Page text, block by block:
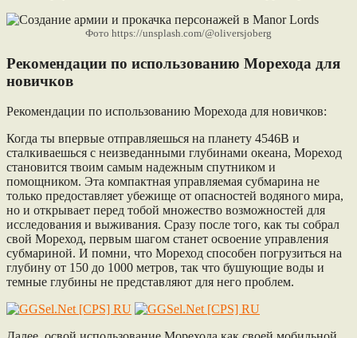
Фото https://unsplash.com/@oliversjoberg
Рекомендации по использованию Морехода для
новичков
Рекомендации по использованию Морехода для новичков:
Когда ты впервые отправляешься на планету 4546B и
сталкиваешься с неизведанными глубинами океана, Мореход
становится твоим самым надежным спутником и
помощником. Эта компактная управляемая субмарина не
только предоставляет убежище от опасностей водяного мира,
но и открывает перед тобой множество возможностей для
исследования и выживания. Сразу после того, как ты собрал
свой Мореход, первым шагом станет освоение управления
субмариной. И помни, что Мореход способен погрузиться на
глубину от 150 до 1000 метров, так что бушующие воды и
темные глубины не представляют для него проблем.